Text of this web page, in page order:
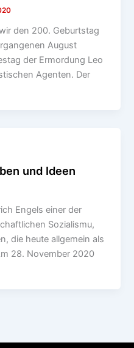
den 200. Geburtstag
August
der Ermordung Leo
Agenten. Der
und Ideen
Engels einer der
Sozialismu,
die heute allgemein als
28. November 2020